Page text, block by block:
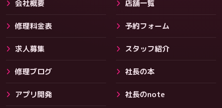
会社概要 店舗一覧
修理料金表 予約フォーム
求人募集 スタッフ紹介
修理ブログ 社長の本
アプリ開発 社長のnote